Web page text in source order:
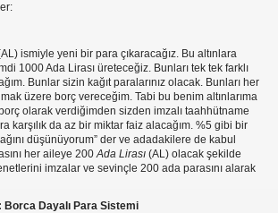
ismiyle yeni bir para çıkaracağız. Bu altınlara
1000 Ada Lirası üreteceğiz. Bunları tek tek farklı
Bunlar sizin kağıt paralarınız olacak. Bunları her
üzere borç vereceğim. Tabi bu benim altınlarıma
olarak verdiğimden sizden imzalı taahhütname
karşılık da az bir miktar faiz alacağım. %5 gibi bir
düşünüyorum” der ve adadakilere de kabul
her aileye 200Ada Lirası (AL) olacak şekilde
imzalar ve sevinçle 200 ada parasını alarak
Borca Dayalı Para Sistemi